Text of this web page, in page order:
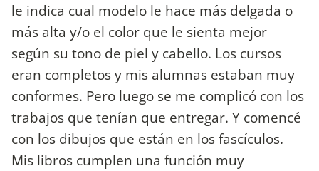
le indica cual modelo le hace más delgada o
más alta y/o el color que le sienta mejor
según su tono de piel y cabello. Los cursos
eran completos y mis alumnas estaban muy
conformes. Pero luego se me complicó con los
trabajos que tenían que entregar. Y comencé
con los dibujos que están en los fascículos.
Mis libros cumplen una función muy